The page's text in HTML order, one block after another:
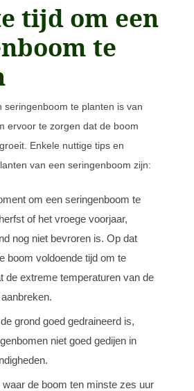
tijd om een
te
seringenboom te planten is van
ervoor te zorgen dat de boom
Enkele nuttige tips en
van een seringenboom zijn:
om een seringenboom te
of het vroege voorjaar,
nog niet bevroren is. Op dat
boom voldoende tijd om te
de extreme temperaturen van de
grond goed gedraineerd is,
niet goed gedijen in
waar de boom ten minste zes uur